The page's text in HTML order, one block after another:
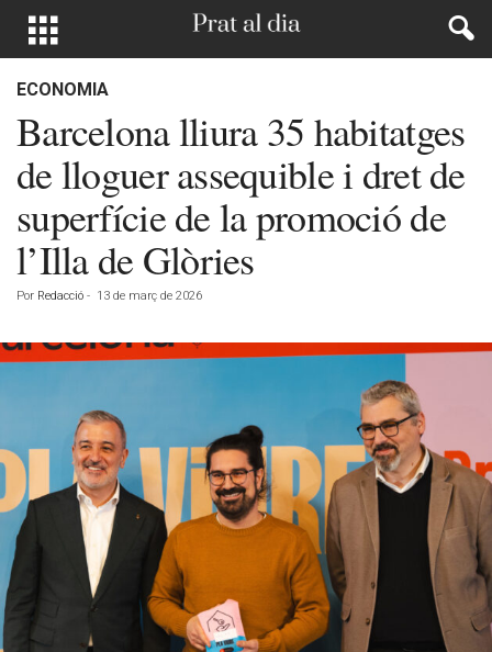
ECONOMIA
Barcelona lliura 35 habitatges
de lloguer assequible i dret de
superfície de la promoció de
l’Illa de Glòries
Por Redacció - 13 de març de 2026